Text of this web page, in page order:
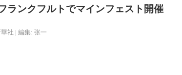
ランクフルトでマインフェスト開催
華社 | 編集: 张一